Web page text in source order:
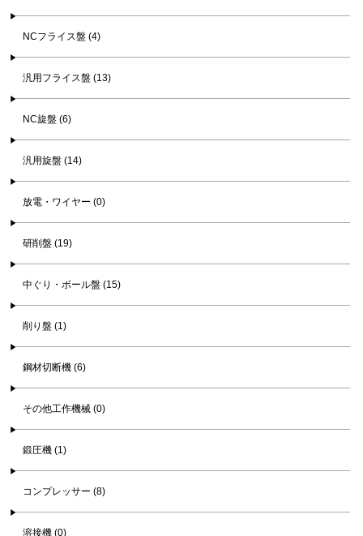
NCフライス盤 (4)
汎用フライス盤 (13)
NC旋盤 (6)
汎用旋盤 (14)
放電・ワイヤー (0)
研削盤 (19)
中ぐり・ボール盤 (15)
削り盤 (1)
鋼材切断機 (6)
その他工作機械 (0)
鍛圧機 (1)
コンプレッサー (8)
溶接機 (0)